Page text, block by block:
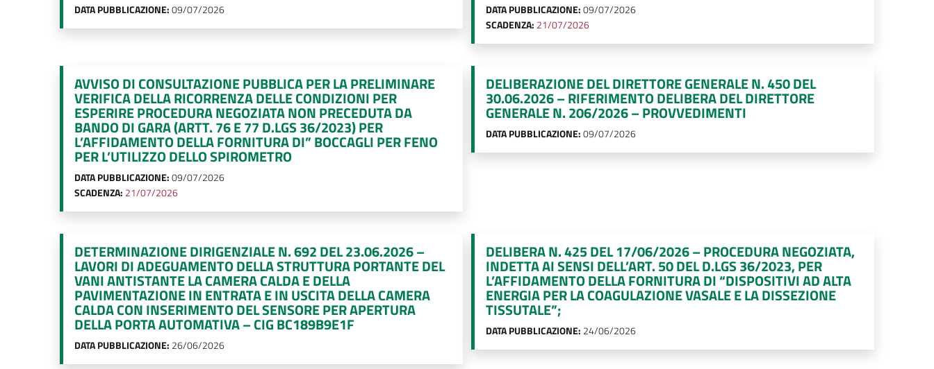
DATA PUBBLICAZIONE:09/07/2026 DATA PUBBLICAZIONE:09/07/2026
SCADENZA: 21/07/2026
AVVISO DI CONSULTAZIONE PUBBLICA PER LA PRELIMINARE
VERIFICA DELLA RICORRENZA DELLE CONDIZIONI PER
ESPERIRE PROCEDURA NEGOZIATA NON PRECEDUTA DA
BANDO DI GARA (ARTT. 76 E 77 D.LGS 36/2023) PER
L’AFFIDAMENTO DELLA FORNITURA DI” BOCCAGLI PER FENO
PER L’UTILIZZO DELLO SPIROMETRO
DATA PUBBLICAZIONE:09/07/2026
SCADENZA: 21/07/2026
DELIBERAZIONE DEL DIRETTORE GENERALE N. 450 DEL
30.06.2026 – RIFERIMENTO DELIBERA DEL DIRETTORE
GENERALE N. 206/2026 – PROVVEDIMENTI
DATA PUBBLICAZIONE:09/07/2026
DETERMINAZIONE DIRIGENZIALE N. 692 DEL 23.06.2026 –
LAVORI DI ADEGUAMENTO DELLA STRUTTURA PORTANTE DEL
VANI ANTISTANTE LA CAMERA CALDA E DELLA
PAVIMENTAZIONE IN ENTRATA E IN USCITA DELLA CAMERA
CALDA CON INSERIMENTO DEL SENSORE PER APERTURA
DELLA PORTA AUTOMATIVA – CIG BC189B9E1F
DATA PUBBLICAZIONE: 26/06/2026
DELIBERA N. 425 DEL 17/06/2026 – PROCEDURA NEGOZIATA,
INDETTA AI SENSI DELL’ART. 50 DEL D.LGS 36/2023, PER
L’AFFIDAMENTO DELLA FORNITURA DI “DISPOSITIVI AD ALTA
ENERGIA PER LA COAGULAZIONE VASALE E LA DISSEZIONE
TISSUTALE”;
DATA PUBBLICAZIONE: 24/06/2026